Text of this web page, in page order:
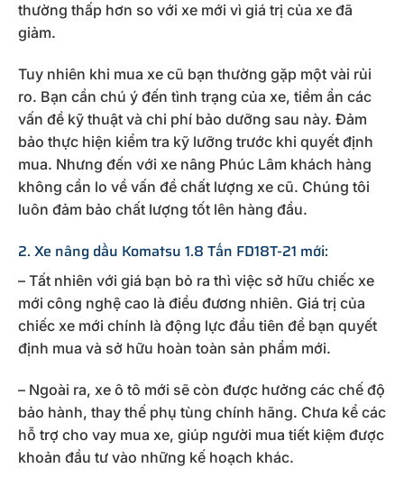
thường thấp hơn so với xe mới vì giá trị của xe đã
giảm.
Tuy nhiên khi mua xe cũ bạn thường gặp một vài rủi
ro. Bạn cần chú ý đến tình trạng của xe, tiềm ẩn các
vấn đề kỹ thuật và chi phí bảo dưỡng sau này. Đảm
bảo thực hiện kiểm tra kỹ lưỡng trước khi quyết định
mua. Nhưng đến với xe nâng Phúc Lâm khách hàng
không cần lo về vấn đề chất lượng xe cũ. Chúng tôi
luôn đảm bảo chất lượng tốt lên hàng đầu.
2. Xe nâng dầu Komatsu 1.8 Tấn FD18T-21 mới:
– Tất nhiên với giá bạn bỏ ra thì việc sở hữu chiếc xe
mới công nghệ cao là điều đương nhiên. Giá trị của
chiếc xe mới chính là động lực đầu tiên để bạn quyết
định mua và sở hữu hoàn toàn sản phẩm mới.
– Ngoài ra, xe ô tô mới sẽ còn được hưởng các chế độ
bảo hành, thay thế phụ tùng chính hãng. Chưa kể các
hỗ trợ cho vay mua xe, giúp người mua tiết kiệm được
khoản đầu tư vào những kế hoạch khác.